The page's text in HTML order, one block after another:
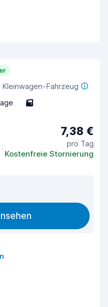
Fahrzeug
5
7,38 €
pro Tag
Kostenfreie Stornierung